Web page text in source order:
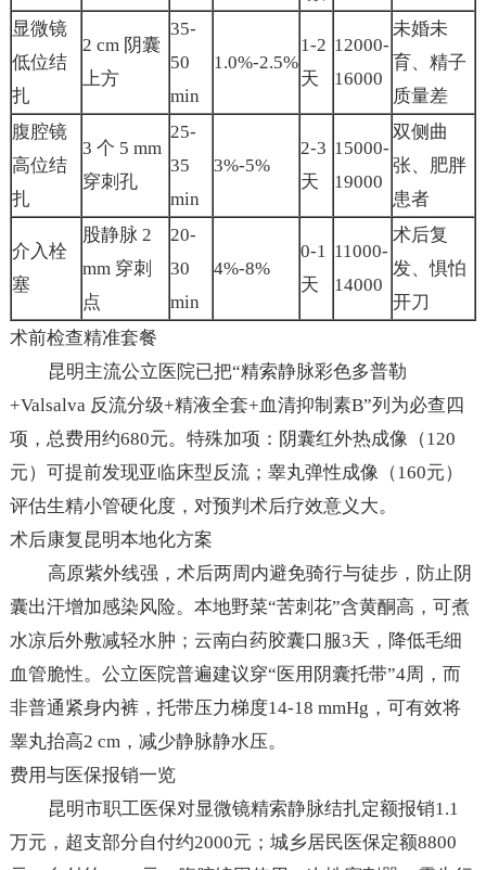
显微镜
低位结
扎
2 cm 阴囊
上方
35-
50
min
1.0%-2.5%
1-2
天
12000-
16000
未婚未
育、精子
质量差
腹腔镜
高位结
扎
3 个 5 mm
穿刺孔
25-
35
min
3%-5%
2-3
天
15000-
19000
双侧曲
张、肥胖
患者
介入栓
塞
股静脉 2
mm 穿刺
点
20-
30
min
4%-8%
0-1
天
11000-
14000
术后复
发、惧怕
开刀
术前检查精准套餐
昆明主流公立医院已把“精索静脉彩色多普勒
+Valsalva 反流分级+精液全套+血清抑制素B”列为必查四
项，总费用约680元。特殊加项：阴囊红外热成像（120
元）可提前发现亚临床型反流；睾丸弹性成像（160元）
评估生精小管硬化度，对预判术后疗效意义大。
术后康复昆明本地化方案
高原紫外线强，术后两周内避免骑行与徒步，防止阴
囊出汗增加感染风险。本地野菜“苦刺花”含黄酮高，可煮
水凉后外敷减轻水肿；云南白药胶囊口服3天，降低毛细
血管脆性。公立医院普遍建议穿“医用阴囊托带”4周，而
非普通紧身内裤，托带压力梯度14-18 mmHg，可有效将
睾丸抬高2 cm，减少静脉静水压。
费用与医保报销一览
昆明市职工医保对显微镜精索静脉结扎定额报销1.1
万元，超支部分自付约2000元；城乡居民医保定额8800